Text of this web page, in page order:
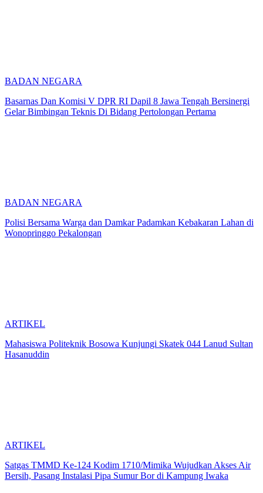
BADAN NEGARA
Basarnas Dan Komisi V DPR RI Dapil 8 Jawa Tengah Bersinergi
Gelar Bimbingan Teknis Di Bidang Pertolongan Pertama
BADAN NEGARA
Polisi Bersama Warga dan Damkar Padamkan Kebakaran Lahan di
Wonopringgo Pekalongan
ARTIKEL
Mahasiswa Politeknik Bosowa Kunjungi Skatek 044 Lanud Sultan
Hasanuddin
ARTIKEL
Satgas TMMD Ke-124 Kodim 1710/Mimika Wujudkan Akses Air
Bersih, Pasang Instalasi Pipa Sumur Bor di Kampung Iwaka